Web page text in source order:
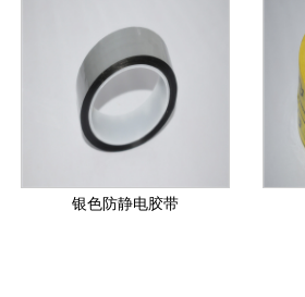
定制款防静电胶带